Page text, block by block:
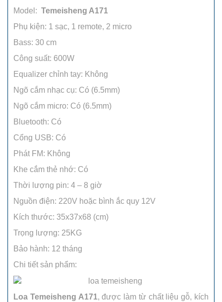
Model: Temeisheng A171
Phụ kiện: 1 sạc, 1 remote, 2 micro
Bass: 30 cm
Công suất: 600W
Equalizer chỉnh tay: Không
Ngõ cắm nhạc cụ: Có (6.5mm)
Ngõ cắm micro: Có (6.5mm)
Bluetooth: Có
Cổng USB: Có
Phát FM: Không
Khe cắm thẻ nhớ: Có
Thời lượng pin: 4 – 8 giờ
Nguồn điện: 220V hoặc bình ắc quy 12V
Kích thước: 35x37x68 (cm)
Trọng lượng: 25KG
Bảo hành: 12 tháng
Chi tiết sản phẩm:
Loa Temeisheng A171, được làm từ chất liệu gỗ, kích